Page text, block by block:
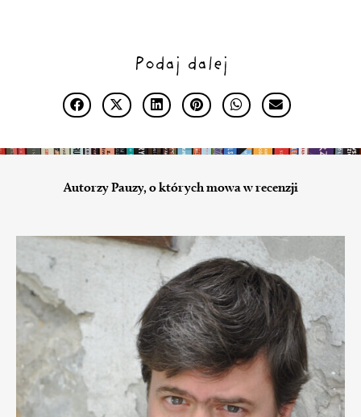
Podaj dalej
Autorzy Pauzy, o których mowa w recenzji